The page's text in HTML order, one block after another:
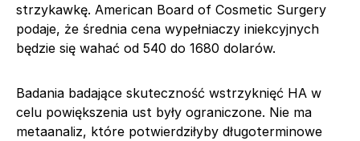
strzykawkę. American Board of Cosmetic Surgery
podaje, że średnia cena wypełniaczy iniekcyjnych
będzie się wahać od 540 do 1680 dolarów.
Badania badające skuteczność wstrzyknięć HA w
celu powiększenia ust były ograniczone. Nie ma
metaanaliz, które potwierdziłyby długoterminowe